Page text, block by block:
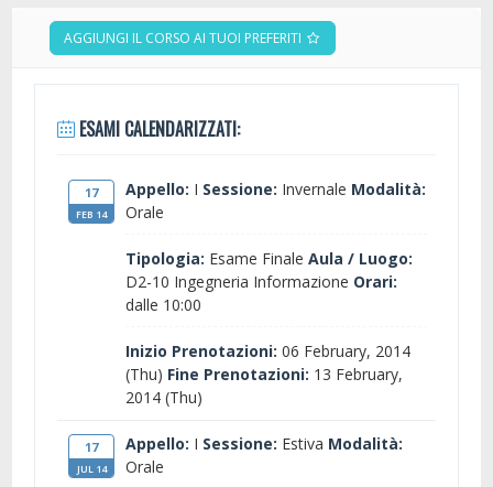
AGGIUNGI IL CORSO AI TUOI PREFERITI
ESAMI CALENDARIZZATI:
17
FEB 14
Appello: I Sessione: Invernale Modalità:
Orale
Tipologia: Esame Finale Aula / Luogo:
D2-10 Ingegneria Informazione Orari:
dalle 10:00
Inizio Prenotazioni: 06 February, 2014
(Thu) Fine Prenotazioni: 13 February,
2014 (Thu)
17
JUL 14
Appello: I Sessione: Estiva Modalità:
Orale